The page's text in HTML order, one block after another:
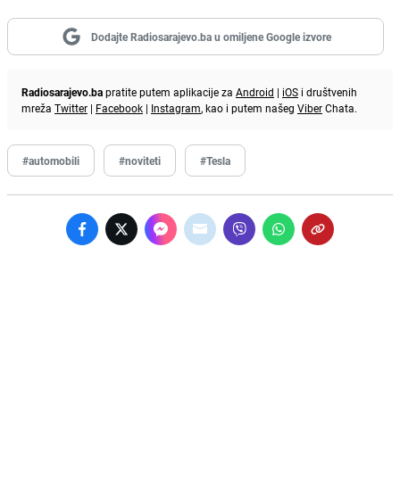
Dodajte Radiosarajevo.ba u omiljene Google izvore
Radiosarajevo.bapratite putem aplikacije za Android | iOS i društvenih
mreža Twitter | Facebook | Instagram, kao i putem našeg ViberChata.
#automobili #noviteti #Tesla